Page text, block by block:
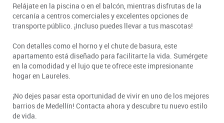
Relájate en la piscina o en el balcón, mientras disfrutas de la
cercanía a centros comerciales y excelentes opciones de
transporte público. ¡Incluso puedes llevar a tus mascotas!
Con detalles como el horno y el chute de basura, este
apartamento está diseñado para facilitarte la vida. Sumérgete
en la comodidad y el lujo que te ofrece este impresionante
hogar en Laureles.
¡No dejes pasar esta oportunidad de vivir en uno de los mejores
barrios de Medellín! Contacta ahora y descubre tu nuevo estilo
de vida.